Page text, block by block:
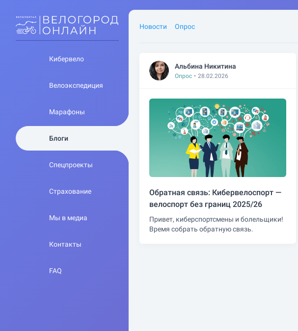
Кибервело
Велоэкспедиция
Марафоны
Блоги
Спецпроекты
Страхование
Мы в медиа
Контакты
FAQ
Новости Опрос
Альбина Никитина
Опрос • 28.02.2026
Обратная связь: Кибервелоспорт —
велоспорт без границ 2025/26
Привет, киберспортсмены и болельщики!
Время собрать обратную связь.